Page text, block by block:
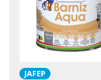
JAFEP